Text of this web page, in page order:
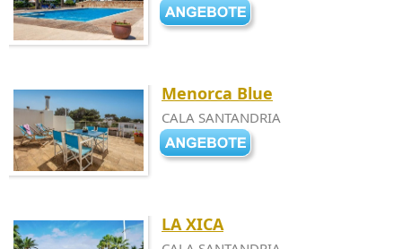
Menorca Blue
CALA SANTANDRIA
LA XICA